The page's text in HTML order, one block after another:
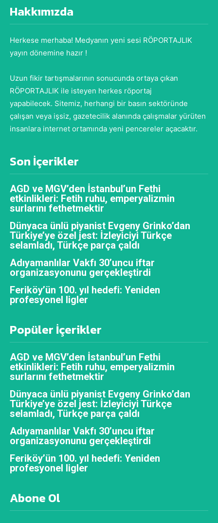
Hakkımızda
Herkese merhaba! Medyanın yeni sesi RÖPORTAJLIK
yayın dönemine hazır !
Uzun fikir tartışmalarının sonucunda ortaya çıkan
RÖPORTAJLIK ile isteyen herkes röportaj
yapabilecek. Sitemiz, herhangi bir basın sektöründe
çalışan veya işsiz, gazetecilik alanında çalışmalar yürüten
insanlara internet ortamında yeni pencereler açacaktır.
Son İçerikler
AGD ve MGV’den İstanbul’un Fethi
etkinlikleri: Fetih ruhu, emperyalizmin
surlarını fethetmektir
Dünyaca ünlü piyanist Evgeny Grinko’dan
Türkiye’ye özel jest: İzleyiciyi Türkçe
selamladı, Türkçe parça çaldı
Adıyamanlılar Vakfı 30’uncu iftar
organizasyonunu gerçekleştirdi
Feriköy’ün 100. yıl hedefi: Yeniden
profesyonel ligler
Popüler İçerikler
AGD ve MGV’den İstanbul’un Fethi
etkinlikleri: Fetih ruhu, emperyalizmin
surlarını fethetmektir
Dünyaca ünlü piyanist Evgeny Grinko’dan
Türkiye’ye özel jest: İzleyiciyi Türkçe
selamladı, Türkçe parça çaldı
Adıyamanlılar Vakfı 30’uncu iftar
organizasyonunu gerçekleştirdi
Feriköy’ün 100. yıl hedefi: Yeniden
profesyonel ligler
Abone Ol